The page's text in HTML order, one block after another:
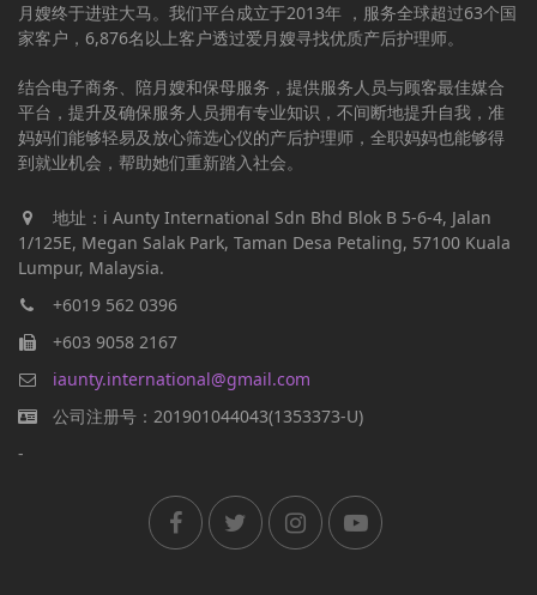
月嫂终于进驻大马。我们平台成立于2013年 ，服务全球超过63个国
家客户，6,876名以上客户透过爱月嫂寻找优质产后护理师。
结合电子商务、陪月嫂和保母服务，提供服务人员与顾客最佳媒合
平台，提升及确保服务人员拥有专业知识，不间断地提升自我，准
妈妈们能够轻易及放心筛选心仪的产后护理师，全职妈妈也能够得
到就业机会，帮助她们重新踏入社会。
地址：i Aunty International Sdn Bhd Blok B 5-6-4, Jalan
1/125E, Megan Salak Park, Taman Desa Petaling, 57100 Kuala
Lumpur, Malaysia.
+6019 562 0396
+603 9058 2167
iaunty.international@gmail.com
公司注册号：201901044043(1353373-U)
-